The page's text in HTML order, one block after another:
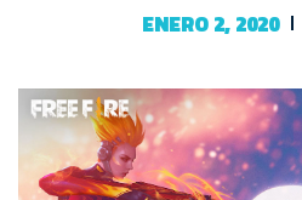
ENERO 2, 2020